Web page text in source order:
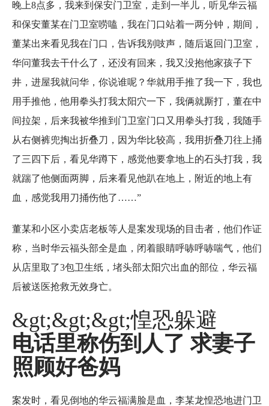
晚上8点多，我来到保安门卫室，走到一半儿，听见华云福
和保安董某在门卫室唠嗑，我在门口站着一两分钟，期间，
董某出来看见我在门口，告诉我别吱声，随后返回门卫室，
华问董我去干什么了，还没有回来，我又没抱他家孩子下
井，进屋我就问华，你说谁呢？华就用手推了我一下，我也
用手推他，他用拳头打我太阳穴一下，我俩就厮打，董在中
间拉架，后来我被华推到门卫室门口又用拳头打我，我随手
从右侧裤兜掏出折叠刀，因为华比较高，我用折叠刀往上捅
了三四下后，看见华蹲下，感觉他要拿地上的石头打我，我
就踹了他侧面两脚，后来看见他趴在地上，附近的地上有
血，感觉我用刀捅伤他了……”
董某和小区小卖店老板等人是案发现场的目击者，他们作证
称，当时华云福头部全是血，闭着眼睛呼哧呼哧喘气，他们
从店里取了3包卫生纸，堵头部太阳穴出血的部位，华云福
后被送医抢救无效身亡。
&gt;&gt;&gt;惶恐躲避
电话里称伤到人了 求妻子
照顾好爸妈
案发时，看见倒地的华云福满脸是血，李某龙惶恐地进门卫